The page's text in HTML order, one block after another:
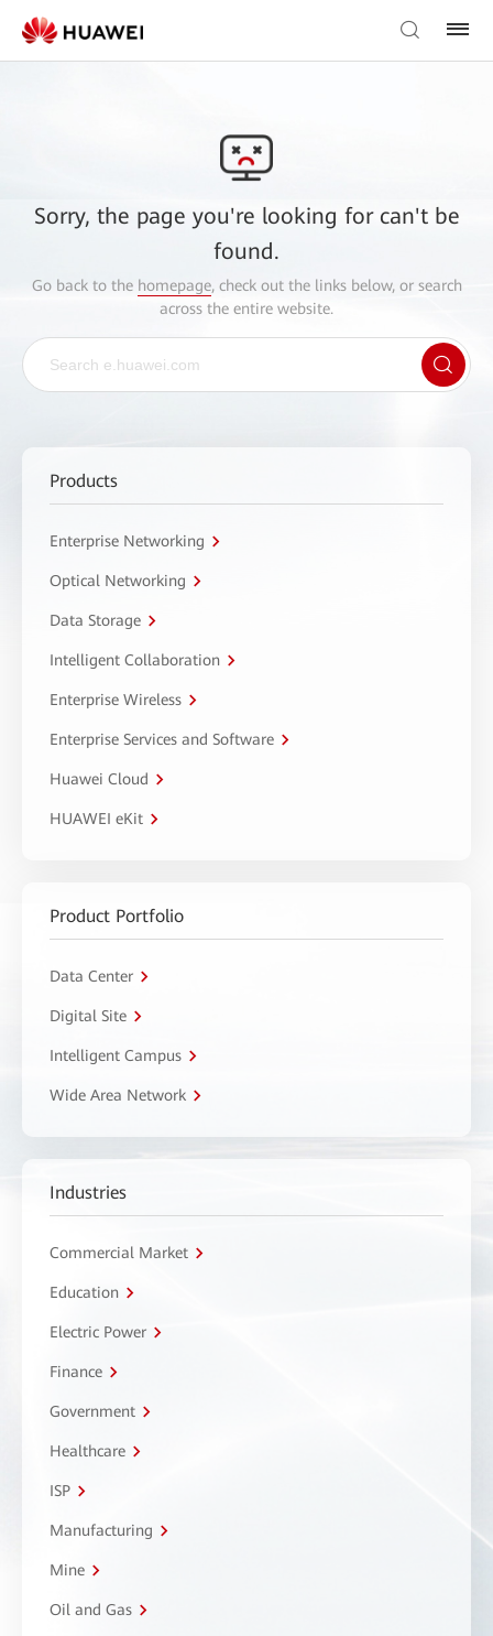
Sorry, the page you're looking for can't be
found.
Go back to the homepage, check out the links below, or search
across the entire website.
Products
Enterprise Networking
Optical Networking
Data Storage
Intelligent Collaboration
Enterprise Wireless
Enterprise Services and Software
Huawei Cloud
HUAWEI eKit
Product Portfolio
Data Center
Digital Site
Intelligent Campus
Wide Area Network
Industries
Commercial Market
Education
Electric Power
Finance
Government
Healthcare
ISP
Manufacturing
Mine
Oil and Gas